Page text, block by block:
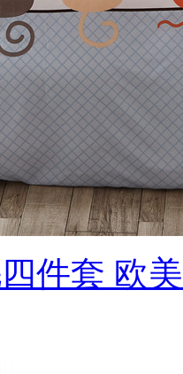
件套 欧